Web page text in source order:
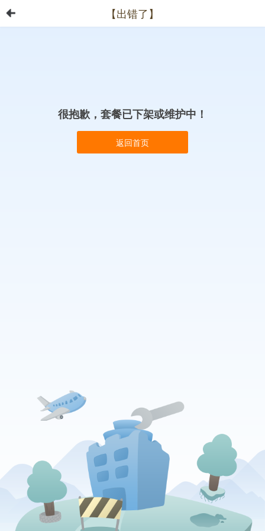
【出错了】
很抱歉，套餐已下架或维护中！
返回首页